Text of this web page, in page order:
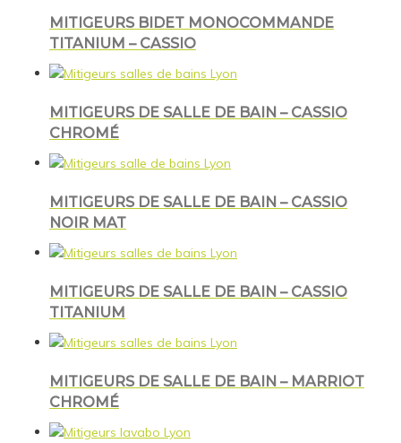
MITIGEURS BIDET MONOCOMMANDE
TITANIUM – CASSIO
MITIGEURS DE SALLE DE BAIN – CASSIO
CHROMÉ
MITIGEURS DE SALLE DE BAIN – CASSIO
NOIR MAT
MITIGEURS DE SALLE DE BAIN – CASSIO
TITANIUM
MITIGEURS DE SALLE DE BAIN – MARRIOT
CHROMÉ